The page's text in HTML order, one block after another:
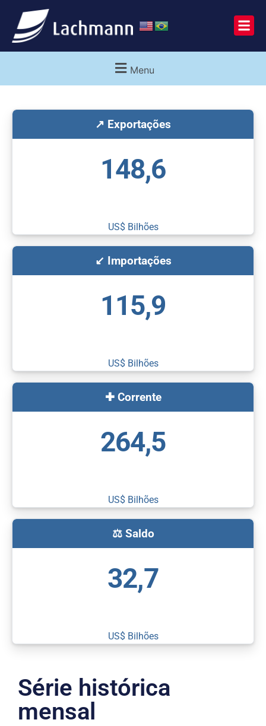
Menu
↗ Exportações
148,6
US$ Bilhões
↙ Importações
115,9
US$ Bilhões
✚ Corrente
264,5
US$ Bilhões
⚖ Saldo
32,7
US$ Bilhões
Série histórica
mensal